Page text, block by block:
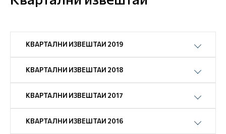
Е-Царина
Медиа центар
Контакт
Е-Весник
КВАРТАЛНИ ИЗВЕШТАИ 2019
КВАРТАЛНИ ИЗВЕШТАИ 2018
КВАРТАЛНИ ИЗВЕШТАИ 2017
КВАРТАЛНИ ИЗВЕШТАИ 2016